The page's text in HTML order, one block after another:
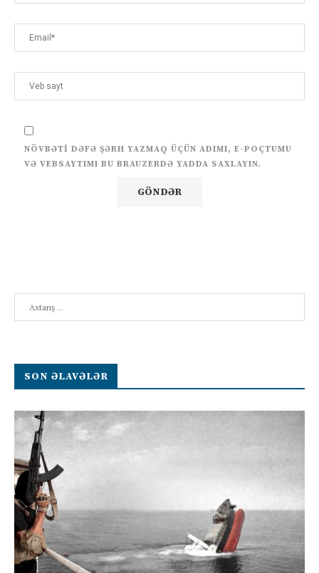
NÖVBƏTI DƏFƏ ŞƏRH YAZMAQ ÜÇÜN ADIMI, E-POÇTUMU
VƏ VEBSAYTIMI BU BRAUZERDƏ YADDA SAXLAYIN.
SON ƏLAVƏLƏR